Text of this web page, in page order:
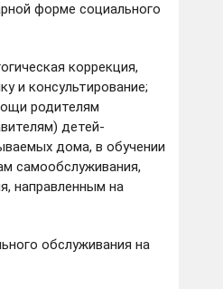
форме социального
коррекция,
и консультирование;
родителям
детей-
дома, в обучении
самообслуживания,
направленным на
обслуживания на